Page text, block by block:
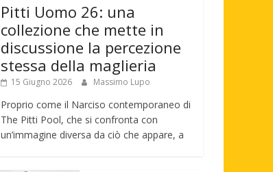
Pitti Uomo 26: una
collezione che mette in
discussione la percezione
stessa della maglieria
15 Giugno 2026 Massimo Lupo
Proprio come il Narciso contemporaneo di
The Pitti Pool, che si confronta con
un’immagine diversa da ciò che appare, a